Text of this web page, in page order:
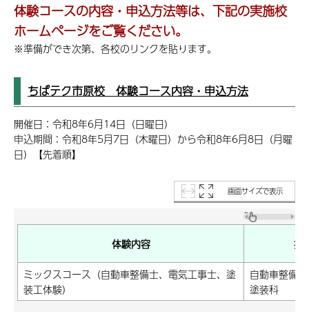
体験コースの内容・申込方法等は、下記の実施校
ホームページをご覧ください。
※準備ができ次第、各校のリンクを貼ります。
ちばテク市原校 体験コース内容・申込方法
開催日：令和8年6月14日（日曜日）
申込期間：令和8年5月7日（木曜日）から令和8年6月8日（月曜
日）【先着順】
画面サイズで表示
体験内容
担
ミックスコース（自動車整備士、電気工事士、塗
装工体験）
自動車整備
塗装科